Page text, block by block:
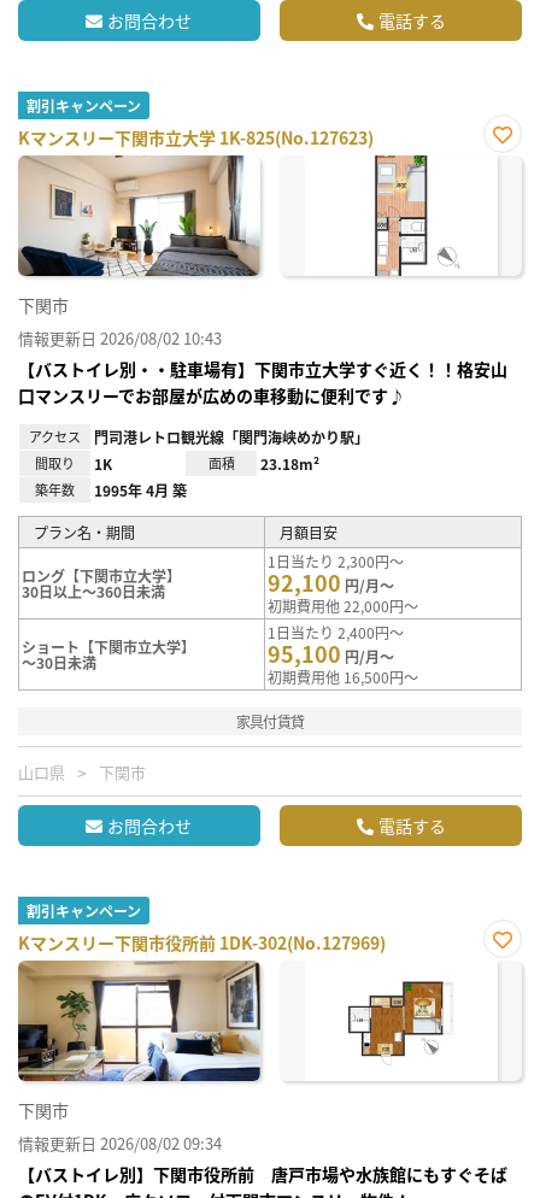
お問合わせ 電話する
割引キャンペーン
Kマンスリー下関市立大学 1K-825(No.127623)
お気
下関市
情報更新日 2026/08/02 10:43
【バストイレ別・・駐車場有】下関市立大学すぐ近く！！格安山
口マンスリーでお部屋が広めの車移動に便利です♪
アクセス 門司港レトロ観光線「関門海峡めかり駅」
間取り 1K 面積 23.18m²
築年数 1995年 4月 築
プラン名・期間 月額目安
ロング【下関市立大学】
30日以上～360日未満
1日当たり 2,300円～
92,100 円/月～
初期費用他 22,000円～
ショート【下関市立大学】
～30日未満
1日当たり 2,400円～
95,100 円/月～
初期費用他 16,500円～
家具付賃貸
山口県 下関市
お問合わせ 電話する
割引キャンペーン
Kマンスリー下関市役所前 1DK-302(No.127969)
お気
下関市
情報更新日 2026/08/02 09:34
【バストイレ別】下関市役所前 唐戸市場や水族館にもすぐそば